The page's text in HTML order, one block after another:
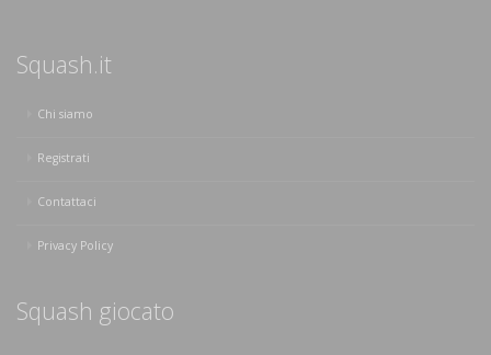
Squash.it
Chi siamo
Registrati
Contattaci
Privacy Policy
Squash giocato